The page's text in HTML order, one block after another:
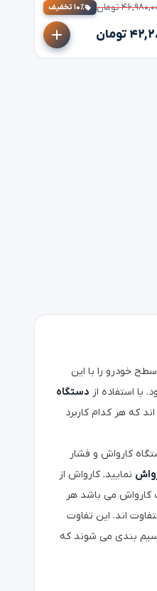
تومان ۱۰٪ تخفیف
تومان
خودرو را با این
استفاده از دستگاه
که هر کدام کاربرد
کارواش و فشار
نمایید. کارواش از
کارواش می باشد هر
اند. این تفاوت
بندی می شوند که